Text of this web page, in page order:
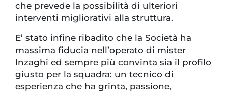
che prevede la possibilità di ulteriori
interventi migliorativi alla struttura.
E’ stato infine ribadito che la Società ha
massima fiducia nell’operato di mister
Inzaghi ed sempre più convinta sia il profilo
giusto per la squadra: un tecnico di
esperienza che ha grinta, passione,